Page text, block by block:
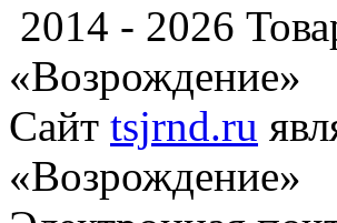
2014 - 2026
«Возрождение»
Сайт tsjrnd.ru
«Возрождение»